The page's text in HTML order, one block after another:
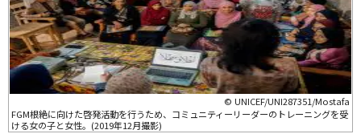
© UNICEF/UNI287351/Mostafa
FGM根絶に向けた啓発活動を行うため、コミュニティーリーダーのトレーニングを受
ける女の子と女性。(2019年12月撮影)